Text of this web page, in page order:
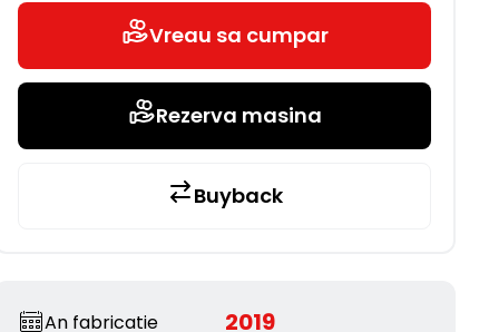
Vreau sa cumpar
Rezerva masina
Buyback
An fabricatie 2019